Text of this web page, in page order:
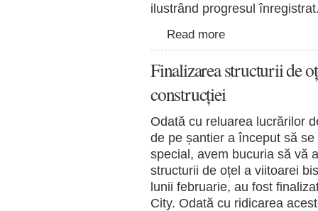
ilustrând progresul
Read more
Finalizarea structurii de
construcției
Odată cu reluarea lucrărilor
de pe șantier a început să
special, avem bucuria să vă
structurii de oțel a viitoarei
lunii februarie, au fost
City. Odată cu ridicarea